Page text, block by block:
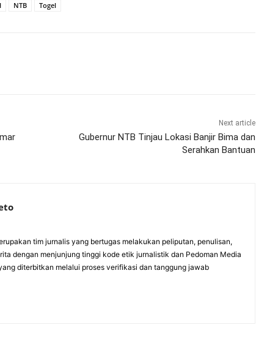
NTB Togel
Next article
Gubernur NTB Tinjau Lokasi Banjir Bima dan
Serahkan Bantuan
tim jurnalis yang bertugas melakukan peliputan, penulisan,
dengan menjunjung tinggi kode etik jurnalistik dan Pedoman Media
diterbitkan melalui proses verifikasi dan tanggung jawab